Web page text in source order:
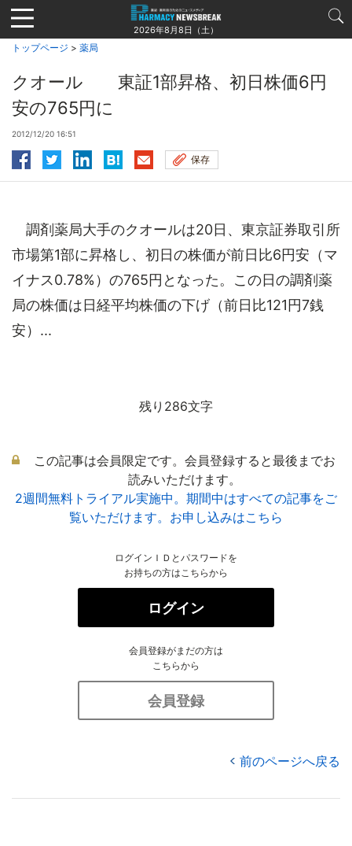
Jump
to
navigation
2026年8月8日（土）
トップページ > 薬局
クオール 東証1部昇格、初日株価6円
安の765円に
2012/12/20 16:51
保存
調剤薬局大手のクオールは20日、東京証券取引所
市場第1部に昇格し、初日の株価が前日比6円安（マ
イナス0.78%）の765円となった。この日の調剤薬
局の株価は日経平均株価の下げ（前日比121円7銭
安）...
残り286文字
この記事は会員限定です。会員登録すると最後までお
読みいただけます。
2週間無料トライアル実施中。期間中はすべての記事をご
覧いただけます。お申し込みはこちら
ログインＩＤとパスワードを
お持ちの方はこちらから
ログイン
会員登録がまだの方は
こちらから
会員登録
前のページへ戻る